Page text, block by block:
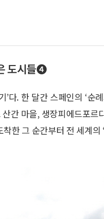
도시들❹
다. 한 달간 스페인의 ‘순
간 마을, 생장피에드포르
한 그 순간부터 전 세계의